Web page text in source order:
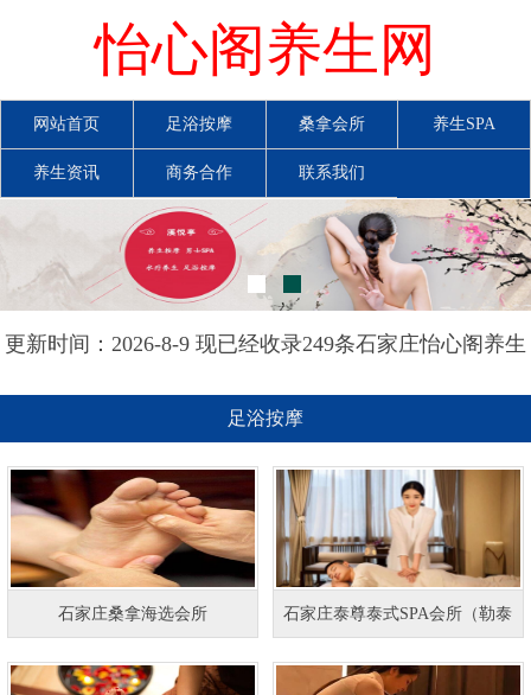
怡心阁养生网
网站首页 足浴按摩 桑拿会所 养生SPA
养生资讯 商务合作 联系我们
更新时间：2026-8-9 现已经收录249条石家庄怡心阁养生
足浴按摩
石家庄桑拿海选会所 石家庄泰尊泰式SPA会所（勒泰